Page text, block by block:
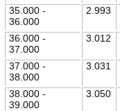
35.000 -
36.000
2.993
36.000 -
37.000
3.012
37.000 -
38.000
3.031
38.000 -
39.000
3.050